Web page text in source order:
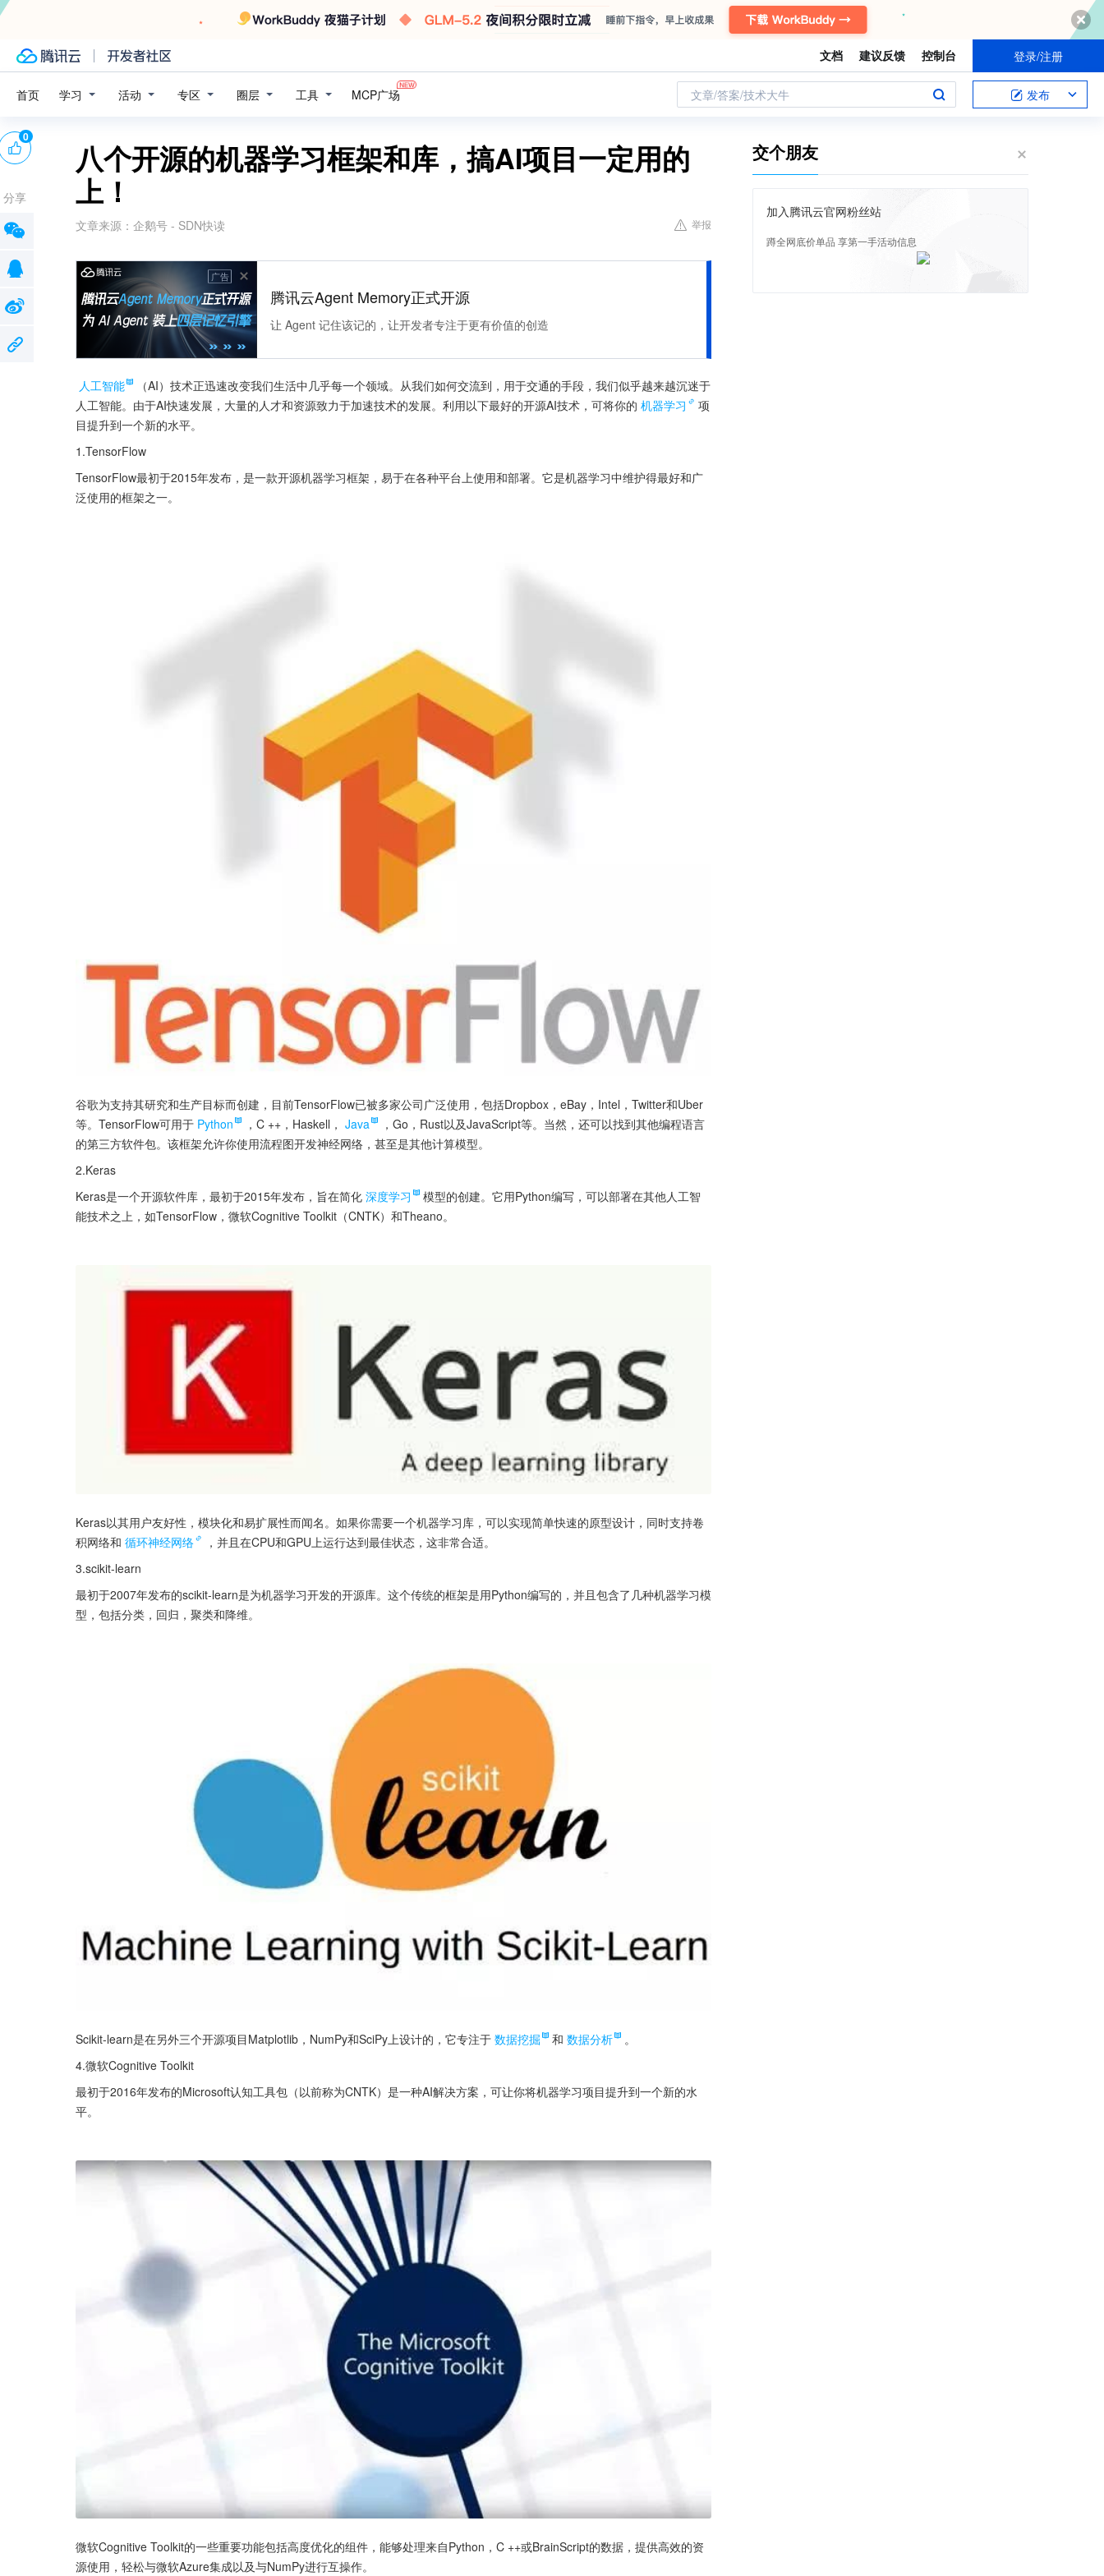
文档 建议反馈 控制台 登录/注册
首页 学习 活动 专区 圈层 工具 MCP广场 文章/答案/技术大牛 发布
八个开源的机器学习框架和库，搞AI项目一定用的
上！
文章来源： 企鹅号 - SDN快读 举报
广告
腾讯云Agent Memory正式开源
让 Agent 记住该记的，让开发者专注于更有价值的创造
人工智能
（AI）技术正迅速改变我们生活中几乎每一个领域。从我们如何交流到，用于交通的手段，我们似乎越来越沉迷于
人工智能。由于AI快速发展，大量的人才和资源致力于加速技术的发展。利用以下最好的开源AI技术，可将你的 机器学习
项
目提升到一个新的水平。
1.TensorFlow
TensorFlow最初于2015年发布，是一款开源机器学习框架，易于在各种平台上使用和部署。它是机器学习中维护得最好和广
泛使用的框架之一。
谷歌为支持其研究和生产目标而创建，目前TensorFlow已被多家公司广泛使用，包括Dropbox，eBay，Intel，Twitter和Uber
等。TensorFlow可用于 Python ，C ++，Haskell， Java
，Go，Rust以及JavaScript等。当然，还可以找到其他编程语言
的第三方软件包。该框架允许你使用流程图开发神经网络，甚至是其他计算模型。
2.Keras
Keras是一个开源软件库，最初于2015年发布，旨在简化 深度学习
模型的创建。它用Python编写，可以部署在其他人工智
能技术之上，如TensorFlow，微软Cognitive Toolkit（CNTK）和Theano。
Keras以其用户友好性，模块化和易扩展性而闻名。如果你需要一个机器学习库，可以实现简单快速的原型设计，同时支持卷
积网络和 循环神经网络
，并且在CPU和GPU上运行达到最佳状态，这非常合适。
3.scikit-learn
最初于2007年发布的scikit-learn是为机器学习开发的开源库。这个传统的框架是用Python编写的，并且包含了几种机器学习模
型，包括分类，回归，聚类和降维。
Scikit-learn是在另外三个开源项目Matplotlib，NumPy和SciPy上设计的，它专注于 数据挖掘 和 数据分析
。
4.微软Cognitive Toolkit
最初于2016年发布的Microsoft认知工具包（以前称为CNTK）是一种AI解决方案，可让你将机器学习项目提升到一个新的水
平。
微软Cognitive Toolkit的一些重要功能包括高度优化的组件，能够处理来自Python，C ++或BrainScript的数据，提供高效的资
源使用，轻松与微软Azure集成以及与NumPy进行互操作。
0
分享
交个朋友
加入腾讯云官网粉丝站
蹲全网底价单品 享第一手活动信息